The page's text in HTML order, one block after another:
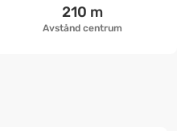
Avstånd centrum
210 m